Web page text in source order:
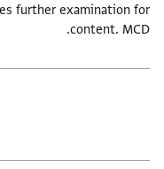
further examination for
content. MCD.